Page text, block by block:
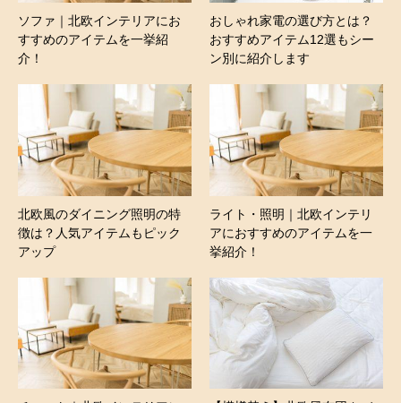
ソファ｜北欧インテリアにお
すすめのアイテムを一挙紹
介！
おしゃれ家電の選び方とは？
おすすめアイテム12選もシー
ン別に紹介します
北欧風のダイニング照明の特
徴は？人気アイテムもピック
アップ
ライト・照明｜北欧インテリ
アにおすすめのアイテムを一
挙紹介！